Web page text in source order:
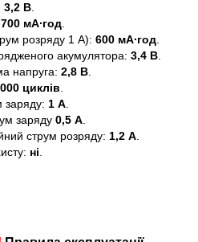
3,2 В.
700 мА∙год.
розряду 1 А): 600 мА∙год.
акумулятора: 3,4 В.
напруга: 2,8 В.
циклів.
заряду: 1 А.
заряду 0,5 А.
струм розряду: 1,2 А.
ні.